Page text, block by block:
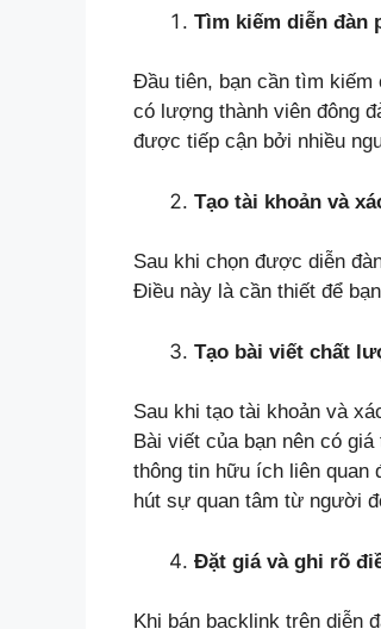
Tìm kiếm diễn đàn
Đầu tiên, bạn cần tìm kiếm
có lượng thành viên đông
được tiếp cận bởi nhiều
Tạo tài khoản và
Sau khi chọn được diễn
Điều này là cần thiết để
Tạo bài viết chất
Sau khi tạo tài khoản và
Bài viết của bạn nên có
thông tin hữu ích liên quan
hút sự quan tâm từ người
Đặt giá và ghi rõ
Khi bán backlink trên diễn